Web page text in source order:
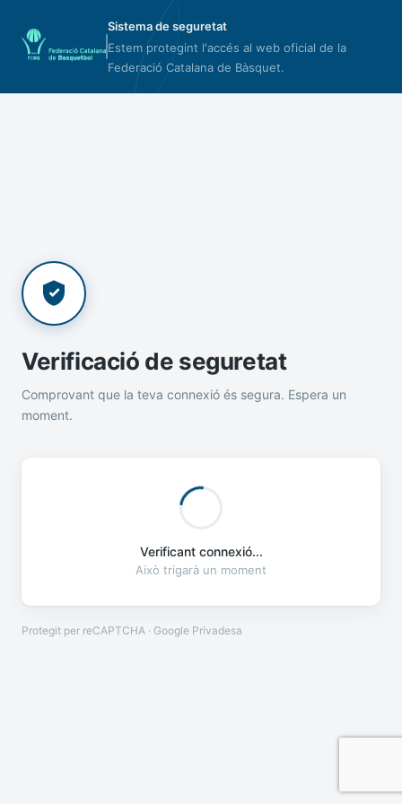
Sistema de seguretat
Estem protegint l'accés al web oficial de la
Federació Catalana de Bàsquet.
Verificació de seguretat
Comprovant que la teva connexió és segura. Espera un
moment.
Verificant connexió...
Això trigarà un moment
Protegit per reCAPTCHA · Google Privadesa